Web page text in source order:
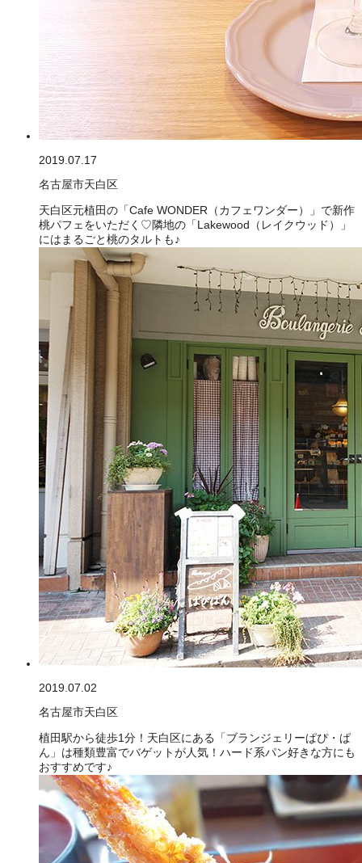
2019.07.17
名古屋市天白区
天白区元植田の「Cafe WONDER（カフェワンダー）」で新作
桃パフェをいただく♡隣地の「Lakewood（レイクウッド）」
にはまるごと桃のタルトも♪
2019.07.02
名古屋市天白区
植田駅から徒歩1分！天白区にある「ブランジェリーぱぴ・ぱ
ん」は種類豊富でバゲットが人気！ハード系パン好きな方にも
おすすめです♪